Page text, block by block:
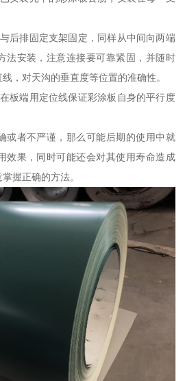
后排固定支架固定，同样从中间向两端
法安装，注意连接要可靠紧固，并随时
，对天沟的垂直度等位置的准确性。
板端用定位线保证彩涂板自身的平行度
或者不严谨，那么可能后期的使用中就
效果，同时可能还会对其使用寿命造成
握正确的方法。